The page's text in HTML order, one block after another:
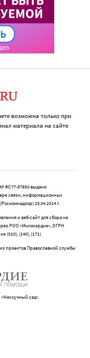
возможна только при
материала на сайте
ФС77-57850 выдано
связи, информационных
25.04.2014 г.
и веб-сайт для сбора не
РОО «Милосердие», ОГРН
(010), (140), (171)
проектов Православной службы
сад»